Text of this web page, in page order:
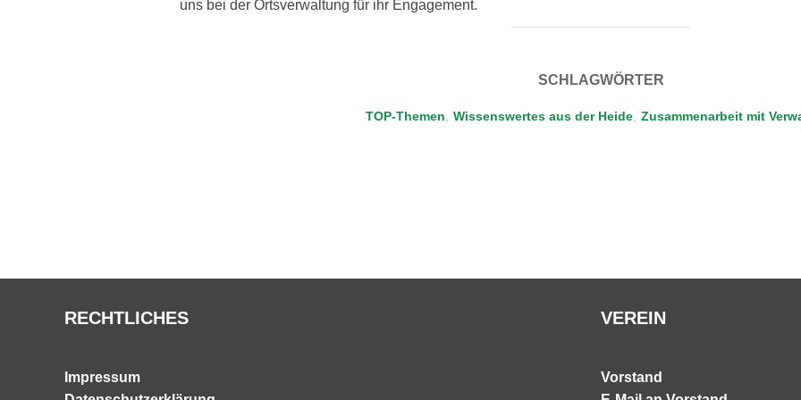
uns bei der Ortsverwaltung für ihr Engagement.
SCHLAGWÖRTER
TOP-Themen Wissenswertes aus der Heide, Zusammenarbeit mit
RECHTLICHES
Impressum
VEREIN
Vorstand